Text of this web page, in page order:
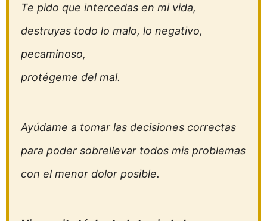
Te pido que intercedas en mi vida,
destruyas todo lo malo, lo negativo,
pecaminoso,
protégeme del mal.
Ayúdame a tomar las decisiones correctas
para poder sobrellevar todos mis problemas
con el menor dolor posible.